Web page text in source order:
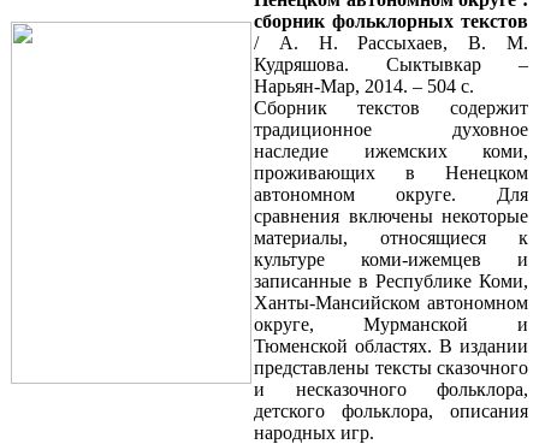
сборник фольклорных текстов
/ А. Н. Рассыхаев, В. М.
Кудряшова. Сыктывкар –
Нарьян-Мар, 2014. – 504 с.
Сборник текстов содержит
традиционное духовное
наследие ижемских коми,
проживающих в Ненецком
автономном округе. Для
сравнения включены некоторые
материалы, относящиеся к
культуре коми-ижемцев и
записанные в Республике Коми,
Ханты-Мансийском автономном
округе, Мурманской и
Тюменской областях. В издании
представлены тексты сказочного
и несказочного фольклора,
детского фольклора, описания
народных игр.